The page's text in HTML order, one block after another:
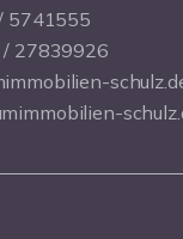
5741555
/ 27839926